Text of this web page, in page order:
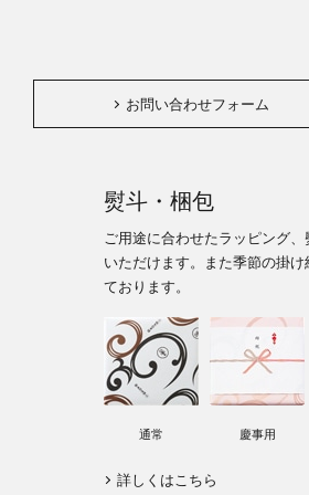
お問い合わせフォーム
熨斗・梱包
ご用途に合わせたラッピング
いただけます。また季節の掛け
ております。
通常 慶事用
詳しくはこちら